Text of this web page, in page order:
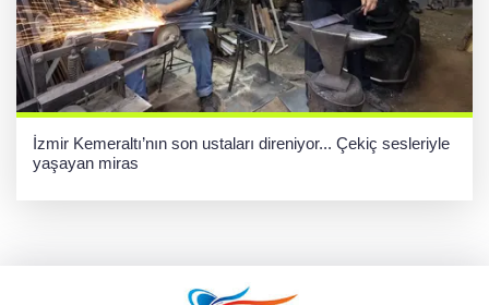
İzmir Kemeraltı’nın son ustaları direniyor... Çekiç sesleriyle
yaşayan miras